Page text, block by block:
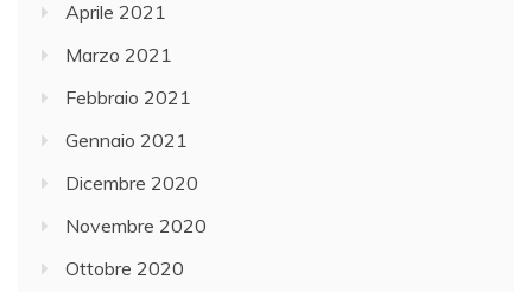
Aprile 2021
Marzo 2021
Febbraio 2021
Gennaio 2021
Dicembre 2020
Novembre 2020
Ottobre 2020